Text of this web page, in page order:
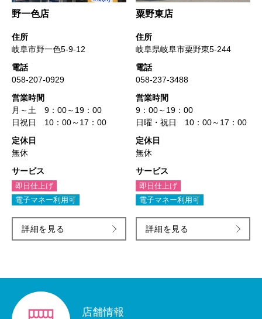
野一色店
住所
岐阜市野一色5-9-12
電話
058-207-0929
営業時間
月～土 9：00～19：00
日祝日 10：00～17：00
定休日
無休
サービス
即日仕上げ
電子マネー利用可
詳細を見る
粟野東店
住所
岐阜県岐阜市粟野東5-244
電話
058-237-3488
営業時間
9：00～19：00
日曜・祝日 10：00～17：00
定休日
無休
サービス
即日仕上げ
電子マネー利用可
詳細を見る
店舗情報